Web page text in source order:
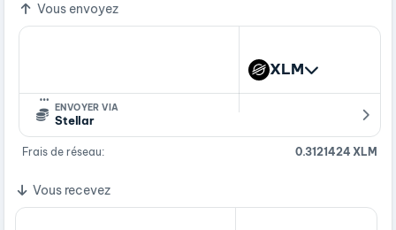
Vous envoyez
…
XLM
ENVOYER VIA
Stellar
Frais de réseau: 0.3121424 XLM
Vous recevez